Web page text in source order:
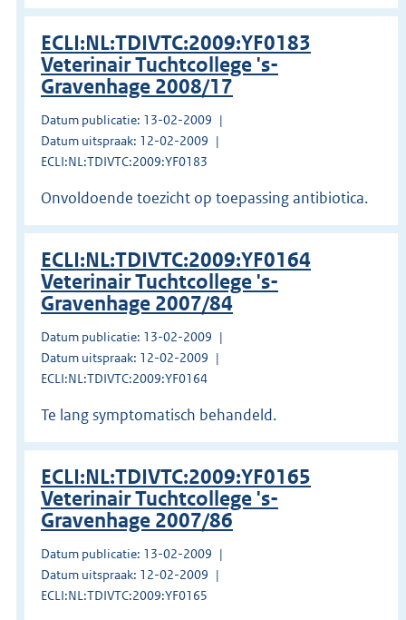
ECLI:NL:TDIVTC:2009:YF0183
Veterinair Tuchtcollege 's-
Gravenhage 2008/17
Datum publicatie: 13-02-2009
Datum uitspraak: 12-02-2009
ECLI:NL:TDIVTC:2009:YF0183
Onvoldoende toezicht op toepassing antibiotica.
ECLI:NL:TDIVTC:2009:YF0164
Veterinair Tuchtcollege 's-
Gravenhage 2007/84
Datum publicatie: 13-02-2009
Datum uitspraak: 12-02-2009
ECLI:NL:TDIVTC:2009:YF0164
Te lang symptomatisch behandeld.
ECLI:NL:TDIVTC:2009:YF0165
Veterinair Tuchtcollege 's-
Gravenhage 2007/86
Datum publicatie: 13-02-2009
Datum uitspraak: 12-02-2009
ECLI:NL:TDIVTC:2009:YF0165